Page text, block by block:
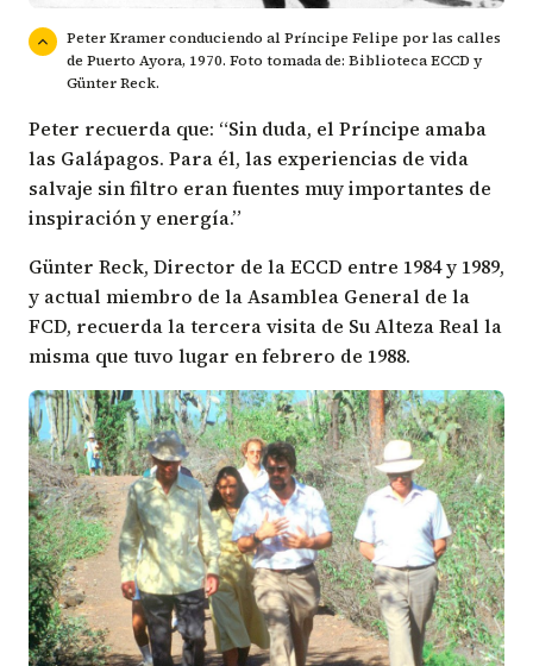
Peter Kramer conduciendo al Príncipe Felipe por las calles
de Puerto Ayora, 1970. Foto tomada de: Biblioteca ECCD y
Günter Reck.
Peter recuerda que: “Sin duda, el Príncipe amaba
las Galápagos. Para él, las experiencias de vida
salvaje sin filtro eran fuentes muy importantes de
inspiración y energía.”
Günter Reck, Director de la ECCD entre 1984 y 1989,
y actual miembro de la Asamblea General de la
FCD, recuerda la tercera visita de Su Alteza Real la
misma que tuvo lugar en febrero de 1988.